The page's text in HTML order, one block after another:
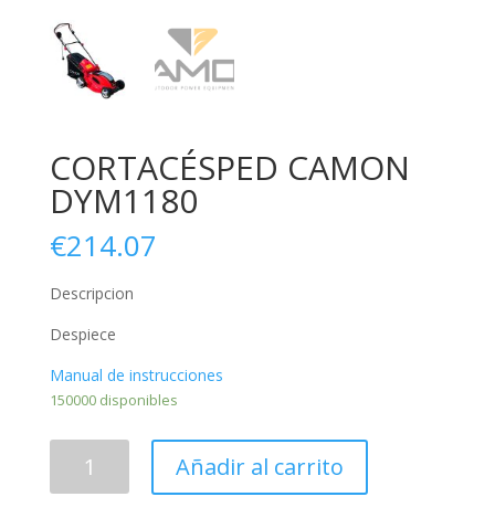
CORTACÉSPED CAMON
DYM1180
€214.07
Descripcion
Despiece
Manual de instrucciones
150000 disponibles
CAMON
Añadir al carrito